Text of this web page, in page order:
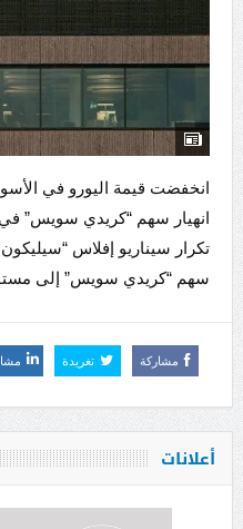
انخفضت قيمة اليورو في
انهيار سهم “كريدي سويس”
تكرار سيناريو إفلاس “سيليكون
سهم “كريدي سويس” إلى
مشاركة تغريدة
أعلانات